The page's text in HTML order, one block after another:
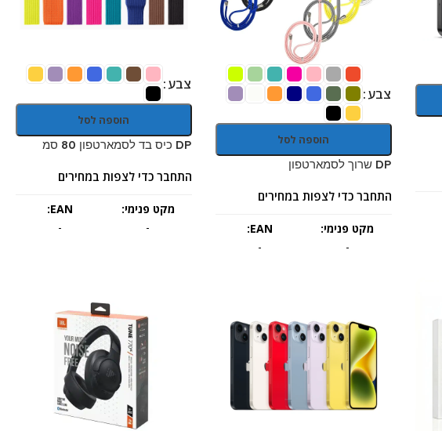
צבע
הוספה לסל
DP שרוך לסמארטפון
התחבר כדי לצפות במחירים
מקט פנימי:
-
EAN:
-
צבע
הוספה לסל
DP כיס בד לסמארטפון 80 סמ
התחבר כדי לצפות במחירים
מקט פנימי:
-
EAN:
-